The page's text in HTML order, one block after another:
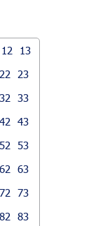
12
13
22
23
32
33
42
43
52
53
62
63
72
73
82
83